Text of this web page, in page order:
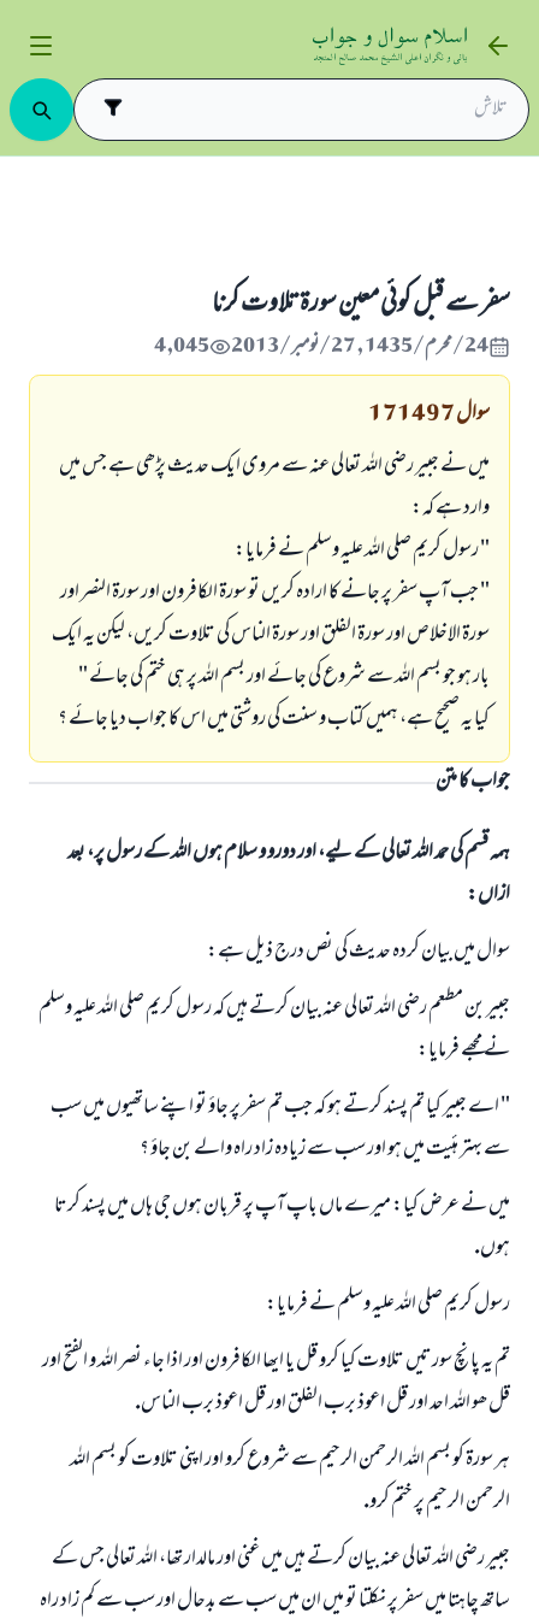
سفر سے قبل كوئى معين سورۃ تلاوت كرنا
24/محرم/1435 , 27/نومبر/2013 4,045
سوال171497
ميں نے جبير رضى اللہ تعالى عنہ سے مروى ايك حديث پڑھى ہے جس ميں
وارد ہے كہ:
" رسول كريم صلى اللہ عليہ وسلم نے فرمايا:
" جب آپ سفر پر جانے كا ارادہ كريں تو سورۃ الكافرون اور سورۃ النصر اور
سورۃ الاخلاص اور سورۃ الفلق اور سورۃ الناس كى تلاوت كريں، ليكن يہ ايك
بار ہو جو بسم اللہ سے شروع كى جائے اور بسم اللہ پر ہى ختم كى جائے "
كيا يہ صحيح ہے، ہميں كتاب و سنت كى روشتى ميں اس كا جواب ديا جائے ؟
جواب کا متن
ہمہ قسم کی حمد اللہ تعالی کے لیے، اور دورو و سلام ہوں اللہ کے رسول پر، بعد
ازاں:
سوال ميں بيان كردہ حديث كى نص درج ذيل ہے:
جبير بن مطعم رضى اللہ تعالى عنہ بيان كرتے ہيں كہ رسول كريم صلى اللہ عليہ وسلم
نے مجھے فرمايا:
" اے جبير كيا تم پسند كرتے ہو كہ جب تم سفر پر جاؤ تو اپنے ساتھيوں ميں سب
سے بہتر ہئيت ميں ہو اور سب سے زيادہ زاد راہ والے بن جاؤ ؟
ميں نے عرض كيا: ميرے ماں باپ آپ پر قربان ہوں جى ہاں ميں پسند كرتا
ہوں.
رسول كريم صلى اللہ عليہ وسلم نے فرمايا:
تم يہ پانچ سورتيں تلاوت كيا كرو قل يا ايھا الكافرون اور اذا جاء نصر اللہ و الفتح اور
قل ھو اللہ احد اور قل اعوذ برب الفلق اور قل اعوذ برب الناس.
ہر سورۃ كو بسم اللہ الرحمن الرحيم سے شروع كرو اور اپنى تلاوت كو بسم اللہ
الرحمن الرحيم پر ختم كرو.
جبير رضى اللہ تعالى عنہ بيان كرتے ہيں ميں غنى اور مالدار تھا، اللہ تعالى جس كے
ساتھ چاہتا ميں سفر پر نكلتا تو ميں ان ميں سب سے بدحال اور سب سے كم زاد راہ
جواب نمبر 110845 نے نکاح ٹوٹنے سے بچایا۔